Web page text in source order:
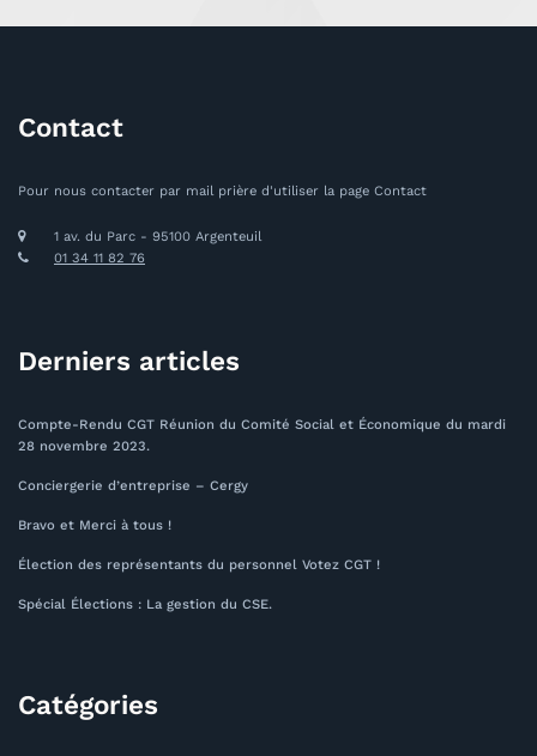
Contact
Pour nous contacter par mail prière d'utiliser la page Contact
1 av. du Parc - 95100 Argenteuil
01 34 11 82 76
Derniers articles
Compte-Rendu CGT Réunion du Comité Social et Économique du mardi
28 novembre 2023.
Conciergerie d’entreprise – Cergy
Bravo et Merci à tous !
Élection des représentants du personnel Votez CGT !
Spécial Élections : La gestion du CSE.
Catégories